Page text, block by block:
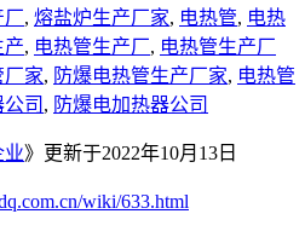
厂, 熔盐炉生产厂家, 电热管, 电热
产, 电热管生产厂, 电热管生产厂
厂家, 防爆电热管生产厂家, 电热管
司 , 防爆电加热器公司
业》更新于2022年10月13日
wiki/633.html